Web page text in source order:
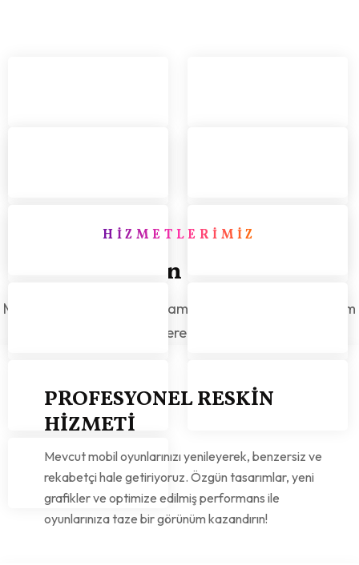
HIZMETLERIMIZ
Mobil Oyun Satın Al 'ın
Mobil oyun ve Mobil uygulama alanında verdiğimiz tüm
hizmetlerimizi sizlere göstermek isteriz.
PROFESYONEL RESKIN
HIZMETI
Mevcut mobil oyunlarınızı yenileyerek, benzersiz ve
rekabetçi hale getiriyoruz. Özgün tasarımlar, yeni
grafikler ve optimize edilmiş performans ile
oyunlarınıza taze bir görünüm kazandırın!